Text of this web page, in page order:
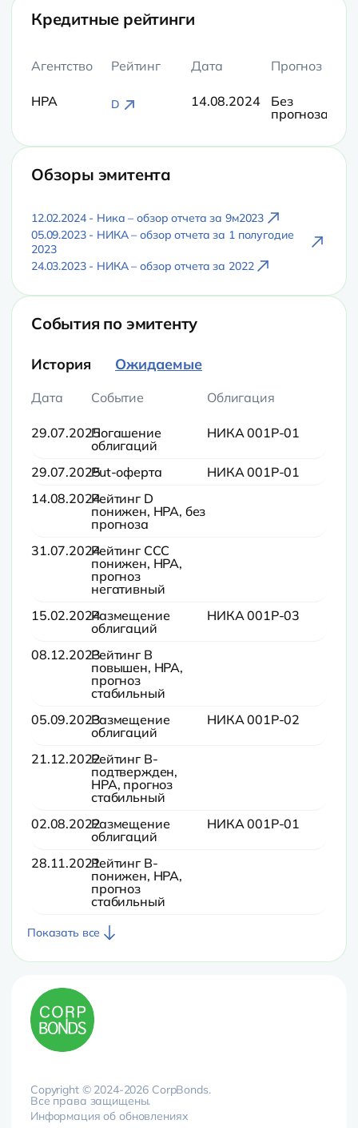
Кредитные рейтинги
Агентство Рейтинг Дата Прогноз
НРА D 14.08.2024
Без
прогноза
Обзоры эмитента
12.02.2024 - Ника – обзор отчета за 9м2023
05.09.2023 - НИКА – обзор отчета за 1 полугодие
2023
24.03.2023 - НИКА – обзор отчета за 2022
События по эмитенту
История Ожидаемые
Дата Событие Облигация
29.07.2025Погашение
облигаций
НИКА 001Р-01
29.07.2025Put-оферта
НИКА 001Р-01
14.08.2024Рейтинг D
понижен, НРА, без
прогноза
31.07.2024Рейтинг CCC
понижен, НРА,
прогноз
негативный
15.02.2024Размещение
облигаций
НИКА 001Р-03
08.12.2023Рейтинг B
повышен, НРА,
прогноз
стабильный
05.09.2023Размещение
облигаций
НИКА 001Р-02
21.12.2022Рейтинг B-
подтвержден,
НРА, прогноз
стабильный
02.08.2022Размещение
облигаций
НИКА 001Р-01
28.11.2021Рейтинг B-
понижен, НРА,
прогноз
стабильный
Показать все
Copyright © 2024-2026 CorpBonds.
Все права защищены.
Информация об обновлениях